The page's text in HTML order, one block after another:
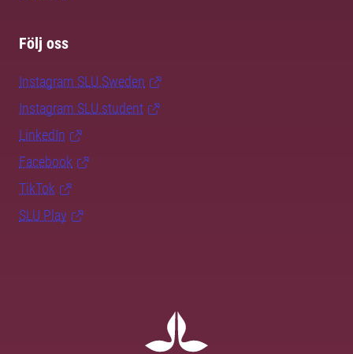
Följ oss
Instagram SLU.Sweden
Instagram SLU.student
LinkedIn
Facebook
TikTok
SLU Play